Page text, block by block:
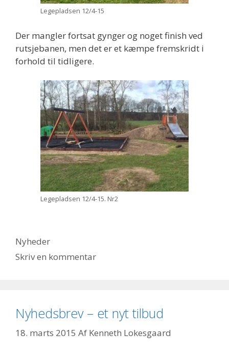
Legepladsen 12/4-15
Der mangler fortsat gynger og noget finish ved
rutsjebanen, men det er et kæmpe fremskridt i
forhold til tidligere.
Legepladsen 12/4-15. Nr2
Kategorier
Nyheder
Skriv en kommentar
Nyhedsbrev – et nyt tilbud
18. marts 2015 Af Kenneth Lokesgaard